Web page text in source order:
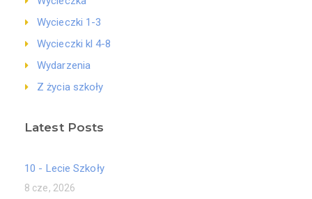
Wycieczki 1-3
Wycieczki kl 4-8
Wydarzenia
Z życia szkoły
Latest Posts
10 - Lecie Szkoły
8 cze, 2026